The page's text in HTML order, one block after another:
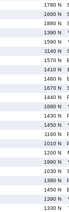
1780 N
1660 N
1880 N
1390 N
1590 N
1140 N
1570 N
1410 N
1460 N
1670 N
1440 N
1680 N
1430 N
1450 N
1160 N
1010 N
1200 N
1990 N
1030 N
1380 N
1450 N
1390 N
1330 N